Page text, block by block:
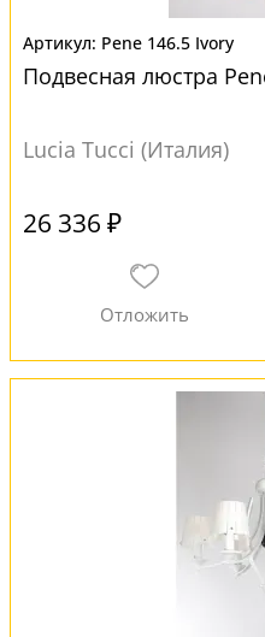
Pene 146.5 Ivory
Подвесная люстра
Lucia Tucci (Италия)
26 336 ₽